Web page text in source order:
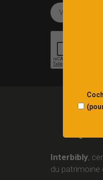
Interbibly,
du patrimoine